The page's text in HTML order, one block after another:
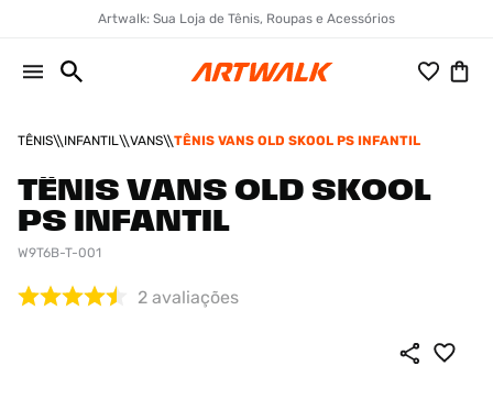
Artwalk: Sua Loja de Tênis, Roupas e Acessórios
TÊNIS INFANTIL VANS TÊNIS VANS OLD SKOOL PS INFANTIL
TÊNIS VANS OLD SKOOL
PS INFANTIL
W9T6B-T-001
2 avaliações